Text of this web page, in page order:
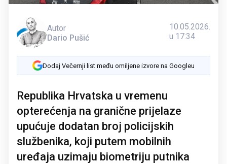
Autor
Dario Pušić
10.05.2026.
u 17:34
Dodaj Večernji list među omiljene izvore na Googleu
Republika Hrvatska u vremenu
opterećenja na granične prijelaze
upućuje dodatan broj policijskih
službenika, koji putem mobilnih
uređaja uzimaju biometriju putnika